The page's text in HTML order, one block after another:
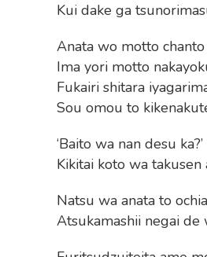
Kui dake ga
Anata wo motto
Ima yori motto
Fukairi shitara
Sou omou to
‘Baito wa nan desu
Kikitai koto wa takusen
Natsu wa anata to
Atsukamashii negai de